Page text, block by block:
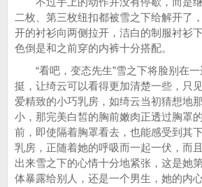
二枚、第三枚纽扣都被雪之下给解开了
开的衬衫向两侧拉开，洁白的制服衬衫
色倒是和之前穿的内裤十分搭配。
“看吧，变态先生”雪之下将脸别在一
挺，让绮云可以看得更加清楚一些，只
爱精致的小巧乳房，如绮云当初猜想地
小，那完美白皙的胸前嫩肉正透过胸罩
前，即使隔着胸罩看去，也能感受到其
乳房，正随着她的呼吸而一起一伏，而
出来雪之下的心情十分地紧张，这是她
体暴露给别人，还是一个男生，她的内